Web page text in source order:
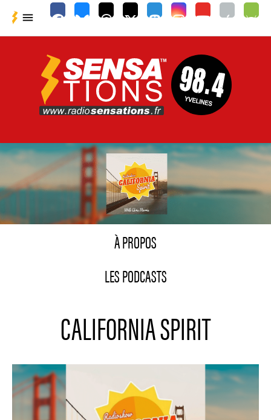

À PROPOS
LES PODCASTS
CALIFORNIA SPIRIT